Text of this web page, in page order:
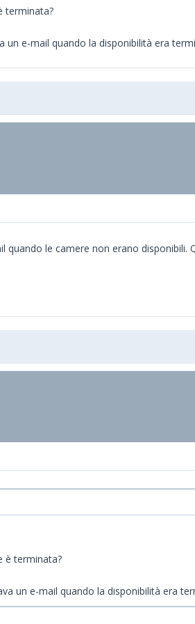
terminata?
e-mail quando la disponibilità era
le camere non erano disponibili.
è terminata?
un e-mail quando la disponibilità era